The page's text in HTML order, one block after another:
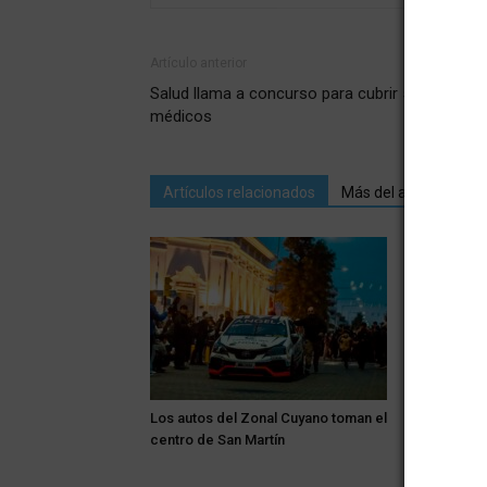
Salud llama a concurso para cubrir 50 cargos
médicos
Artículos relacionados Más del autor
Los autos del Zonal Cuyano toman el
centro de San Martín